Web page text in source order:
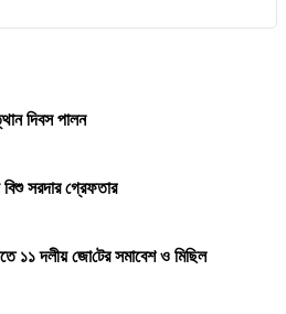
দিবস পালন
বিশু সরদার গ্রেফতার
১১ দলীয় জো‌টের সমাবেশ ও মি‌ছিল